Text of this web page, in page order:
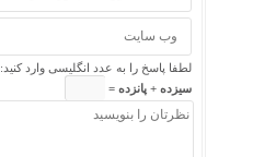
لطفا پاسخ را به عدد انگلیسی وارد کنید:
سیزده + پانزده =